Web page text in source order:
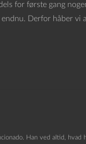
for første gang
Derfor håber vi
Han ved altid, hvad